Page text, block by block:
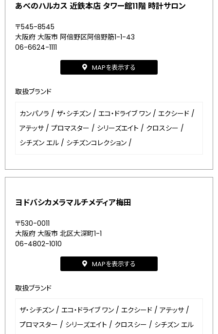
あべのハルカス 近鉄本店 タワー館11階 時計サロン
〒545-8545
大阪府 大阪市 阿倍野区阿倍野筋1-1-43
06-6624-1111
MAPを表示する
取扱ブランド
カンパノラ / ザ・シチズン / エコ・ドライブ ワン / エクシード /
アテッサ / プロマスター / シリーズエイト / クロスシー /
シチズン エル / シチズンコレクション /
ヨドバシカメラマルチメディア梅田
〒530-0011
大阪府 大阪市 北区大深町1-1
06-4802-1010
MAPを表示する
取扱ブランド
ザ・シチズン / エコ・ドライブ ワン / エクシード / アテッサ /
プロマスター / シリーズエイト / クロスシー / シチズン エル